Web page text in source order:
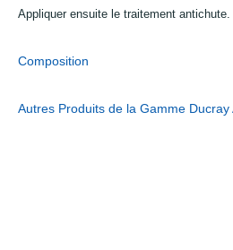
Appliquer ensuite le traitement antichute.
Composition
Autres Produits de la Gamme Ducray